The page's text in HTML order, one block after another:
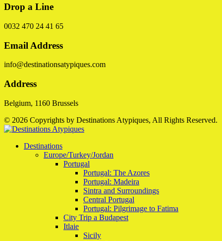
Drop a Line
0032 470 24 41 65
Email Address
info@destinationsatypiques.com
Address
Belgium, 1160 Brussels
© 2026 Copyrights by Destinations Atypiques, All Rights Reserved.
Destinations
Europe/Turkey/Jordan
Portugal
Portugal: The Azores
Portugal: Madeira
Sintra and Surroundings
Central Portugal
Portugal: Pilgrimage to Fatima
City Trip a Budapest
Itlaie
Sicily